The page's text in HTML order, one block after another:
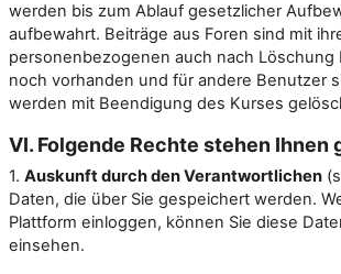
werden bis zum Ablauf gesetzlicher
aufbewahrt. Beiträge aus Foren sind mit
personenbezogenen auch nach Löschung
noch vorhanden und für andere Benutzer
werden mit Beendigung des Kurses
VI. Folgende Rechte stehen Ihnen
1. Auskunft durch den Verantwortlichen
Daten, die über Sie gespeichert werden.
Plattform einloggen, können Sie diese
einsehen.